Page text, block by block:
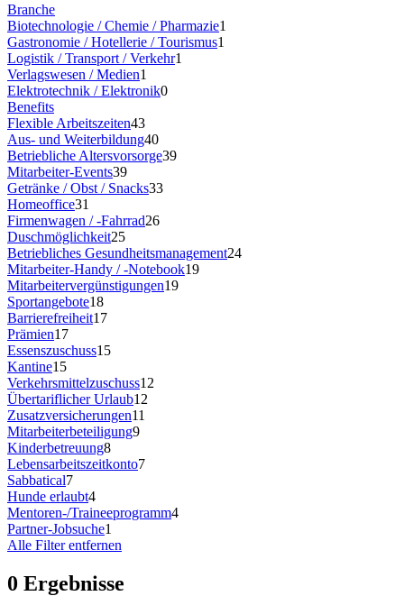
Branche
Biotechnologie / Chemie / Pharmazie1
Gastronomie / Hotellerie / Tourismus1
Logistik / Transport / Verkehr1
Verlagswesen / Medien1
Elektrotechnik / Elektronik0
Benefits
Flexible Arbeitszeiten43
Aus- und Weiterbildung40
Betriebliche Altersvorsorge39
Mitarbeiter-Events39
Getränke / Obst / Snacks33
Homeoffice31
Firmenwagen / -Fahrrad26
Duschmöglichkeit25
Betriebliches Gesundheitsmanagement24
Mitarbeiter-Handy / -Notebook19
Mitarbeitervergünstigungen19
Sportangebote18
Barrierefreiheit17
Prämien17
Essenszuschuss15
Kantine15
Verkehrsmittelzuschuss12
Übertariflicher Urlaub12
Zusatzversicherungen11
Mitarbeiterbeteiligung9
Kinderbetreuung8
Lebensarbeitszeitkonto7
Sabbatical7
Hunde erlaubt4
Mentoren-/Traineeprogramm4
Partner-Jobsuche1
Alle Filter entfernen
0 Ergebnisse